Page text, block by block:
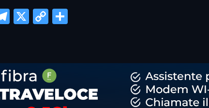
Telegram
X CopyCondividi